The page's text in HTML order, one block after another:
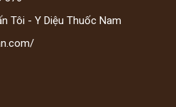
Tôi - Y Diệu Thuốc Nam